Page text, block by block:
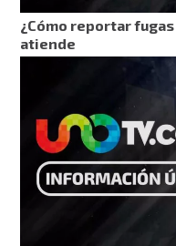
¿Cómo reportar fugas
atiende